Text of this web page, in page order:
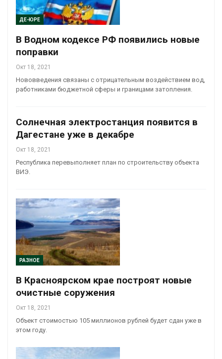
ДЕ-ЮРЕ
В Водном кодексе РФ появились новые
поправки
Окт 18, 2021
Нововведения связаны с отрицательным воздействием вод,
работниками бюджетной сферы и границами затопления.
Солнечная электростанция появится в
Дагестане уже в декабре
Окт 18, 2021
Республика перевыполняет план по строительству объекта
ВИЭ.
РАЗНОЕ
В Красноярском крае построят новые
очистные соружения
Окт 18, 2021
Объект стоимостью 105 миллионов рублей будет сдан уже в
этом году.